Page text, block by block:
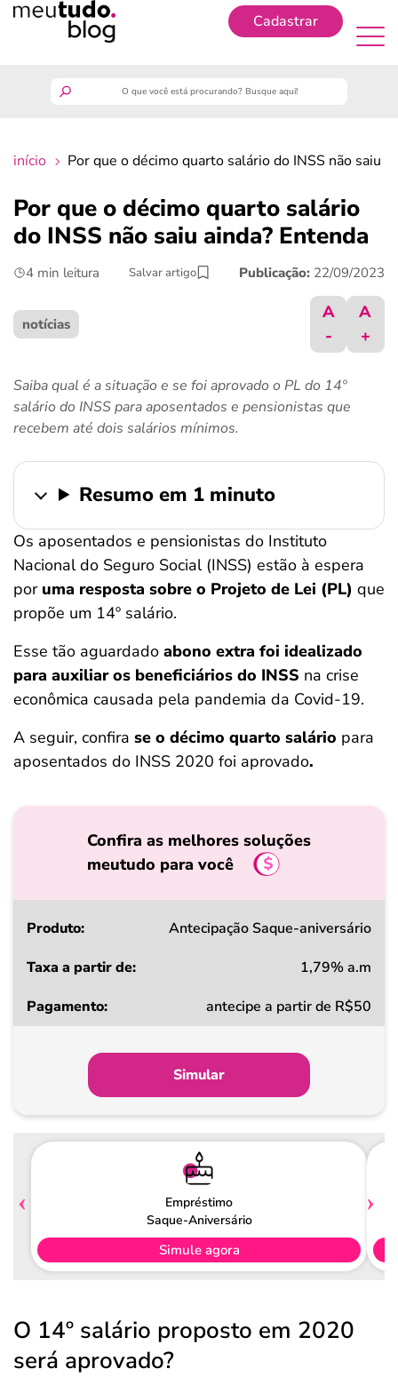
Cadastrar
finanças
benefícios
crédito fácil
ferramentas
início Por que o décimo quarto salário do INSS não saiu
Por que o décimo quarto salário
do INSS não saiu ainda? Entenda
4 min leitura Salvar artigo Publicação: 22/09/2023
notícias
A
-
A
+
Saiba qual é a situação e se foi aprovado o PL do 14º
salário do INSS para aposentados e pensionistas que
recebem até dois salários mínimos.
Resumo em 1 minuto
Os aposentados e pensionistas do Instituto
Nacional do Seguro Social (INSS) estão à espera
por uma resposta sobre o Projeto de Lei (PL) que
propõe um 14º salário.
Esse tão aguardado abono extra foi idealizado
para auxiliar os beneficiários do INSS na crise
econômica causada pela pandemia da Covid-19.
A seguir, confira se o décimo quarto salário para
aposentados do INSS 2020 foi aprovado.
Confira as melhores soluções
meutudo para você
Produto
a
Pagamento
Antecipação Saque-aniversário
1,79% a.m
antecipe a partir de R$50
Simular
Empréstimo
Saque-Aniversário
Simule agora
O 14º salário proposto em 2020
será aprovado?